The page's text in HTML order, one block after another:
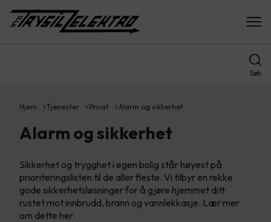
Søk
Hjem Tjenester Privat Alarm og sikkerhet
Alarm og sikkerhet
Sikkerhet og trygghet i egen bolig står høyest på
prioriteringslisten til de aller fleste. Vi tilbyr en rekke
gode sikkerhetsløsninger for å gjøre hjemmet ditt
rustet mot innbrudd, brann og vannlekkasje. Lær mer
om dette her.